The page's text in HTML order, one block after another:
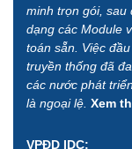
minh trọn gói, sau
dạng các Module
toán sẵn. Việc
truyền thống đã
các nước phát
là ngoại lệ. Xem
VPĐD IDC: